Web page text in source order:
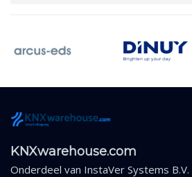
KNXwarehouse.com
Onderdeel van InstaVer Systems B.V.